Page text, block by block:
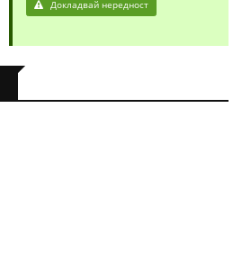
Докладвай нередност